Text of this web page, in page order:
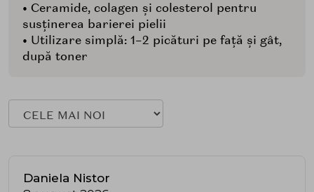
• Ceramide, colagen și colesterol pentru
susținerea barierei pielii
• Utilizare simplă: 1–2 picături pe față și gât,
după toner
Daniela Nistor